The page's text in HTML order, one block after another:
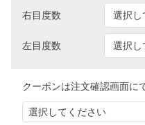
右目度数
左目度数
クーポンは注文確認画面に